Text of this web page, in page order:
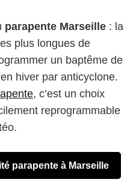
parapente Marseille : la
plus longues de
un baptême de
hiver par anticyclone.
, c’est un choix
reprogrammable
parapente à Marseille